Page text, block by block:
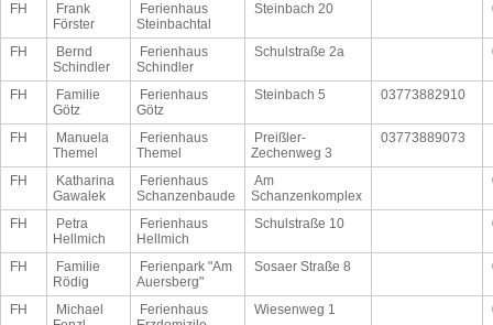
FH
Frank
Förster
Ferienhaus
Steinbachtal
Steinbach 20
FH
Bernd
Schindler
Ferienhaus
Schindler
Schulstraße 2a
FH
Familie
Götz
Ferienhaus
Götz
Steinbach 5 03773882910
FH
Manuela
Themel
Ferienhaus
Themel
Preißler-
Zechenweg 3
03773889073
FH
Katharina
Gawalek
Ferienhaus
Schanzenbaude
Am
Schanzenkomplex
FH
Petra
Hellmich
Ferienhaus
Hellmich
Schulstraße 10
FH
Familie
Rödig
Ferienpark "Am
Auersberg"
Sosaer Straße 8
FH
Michael
Ferienhaus
Wiesenweg 1